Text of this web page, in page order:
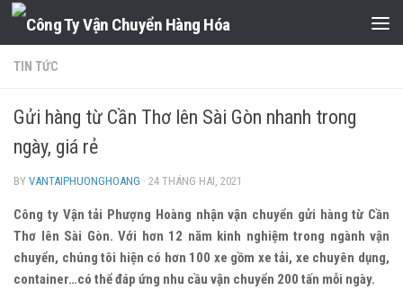
Skip to content
TIN TỨC
Gửi hàng từ Cần Thơ lên Sài Gòn nhanh trong
ngày, giá rẻ
BY VANTAIPHUONGHOANG · 24 THÁNG HAI, 2021
Công ty Vận tải Phượng Hoàng nhận vận chuyển gửi hàng từ Cần
Thơ lên Sài Gòn. Với hơn 12 năm kinh nghiệm trong ngành vận
chuyển, chúng tôi hiện có hơn 100 xe gồm xe tải, xe chuyên dụng,
container…có thể đáp ứng nhu cầu vận chuyển 200 tấn mỗi ngày.